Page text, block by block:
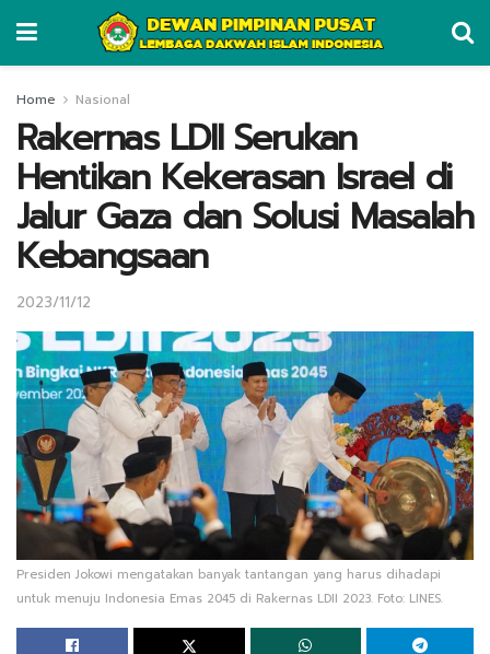
Home Nasional
Rakernas LDII Serukan
Hentikan Kekerasan Israel di
Jalur Gaza dan Solusi Masalah
Kebangsaan
2023/11/12
Presiden Jokowi mengatakan banyak tantangan yang harus dihadapi
untuk menuju Indonesia Emas 2045 di Rakernas LDII 2023. Foto: LINES.